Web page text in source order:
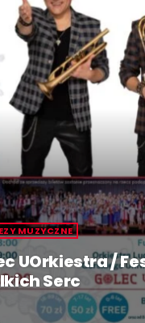
MUZYCZNE
UOrkiestra /
Serc